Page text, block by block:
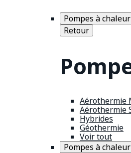
Pompes à
Retour
Aérothermie
Aérothermie
Hybrides
Géothermie
Voir tout
Pompes à